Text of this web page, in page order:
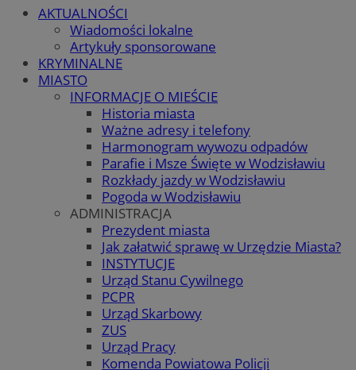
AKTUALNOŚCI
Wiadomości lokalne
Artykuły sponsorowane
KRYMINALNE
MIASTO
INFORMACJE O MIEŚCIE
Historia miasta
Ważne adresy i telefony
Harmonogram wywozu odpadów
Parafie i Msze Święte w Wodzisławiu
Rozkłady jazdy w Wodzisławiu
Pogoda w Wodzisławiu
ADMINISTRACJA
Prezydent miasta
Jak załatwić sprawę w Urzędzie Miasta?
INSTYTUCJE
Urząd Stanu Cywilnego
PCPR
Urząd Skarbowy
ZUS
Urząd Pracy
Komenda Powiatowa Policji